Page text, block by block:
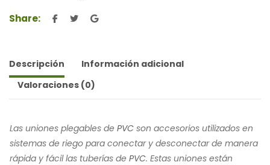
Share:
Descripción
Información adicional
Valoraciones (0)
Las uniones plegables de PVC son accesorios utilizados en
sistemas de riego para conectar y desconectar de manera
rápida y fácil las tuberías de PVC. Estas uniones están